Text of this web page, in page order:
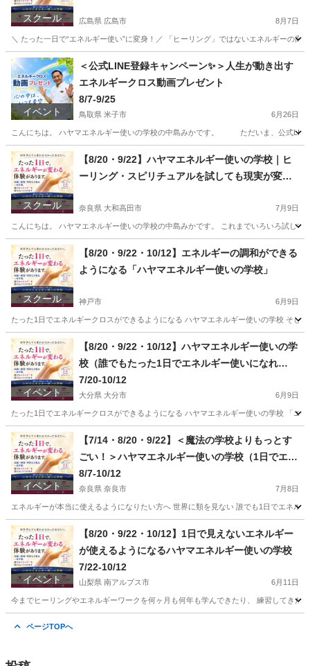
スクール 広島県 広島市 8月7日
＼ たった一日で“エネルギー使い”に変身！／ 「ヒーリング」ではないエネルギーの
広島 広島市 その他
イベント
＜公式LINE登録キャンペーン✨＞人生が動き出す
エネルギークロス動画プレゼント
8/7-9/25
鳥取県 米子市 6月26日
こんにちは。 ハヤマエネルギー使いの学校の中島みかです。 ただいま、公式LINE
鳥取 米子市 オンライン
スクール
【8/20・9/22】ハヤマエネルギー使いの学校｜ヒ
ーリング・スピリチュアルを試しても現実が変わ
奈良県 大和高田市 7月9日
こんにちは。 ハヤマエネルギー使いの学校の中島みかです。 これまでいろいろ試し
奈良 大和高田市 スピリチュアル
スクール
【8/20・9/22・10/12】エネルギーの調和ができる
ようになる「ハヤマエネルギー使いの学校」
神戸市 6月9日
たった1日でエネルギークロスができるようになる ハヤマエネルギー使いの学校 そし
兵庫 神戸市
イベント
【8/20・9/22・10/12】ハヤマエネルギー使いの学
校（誰でもたった1日でエネルギー使いになれ
る！）
7/20-10/12
大分県 大分市 6月9日
たった1日でエネルギークロスができるようになる ハヤマエネルギー使いの学校 「エ
大分 大分市
イベント
【7/14・8/20・9/22】＜魔法の学校よりもっとす
ごい！＞ハヤマエネルギー使いの学校（1日でエネ
ルギーが使えるようになる！）
8/7-10/12
奈良県 奈良市 7月8日
エネルギーが本当に使えるようになりたい方へ 世界に類を見ない 誰でも1日でエネ
奈良 奈良市
イベント
【8/20・9/22・10/12】1日で見えないエネルギー
が使えるようになるハヤマエネルギー使いの学校
7/22-10/12
山梨県 南アルプス市 6月11日
今までヒーリングやエネルギーワークを何ヶ月も何年も学んできたり、 練習してき
ページTOPへ